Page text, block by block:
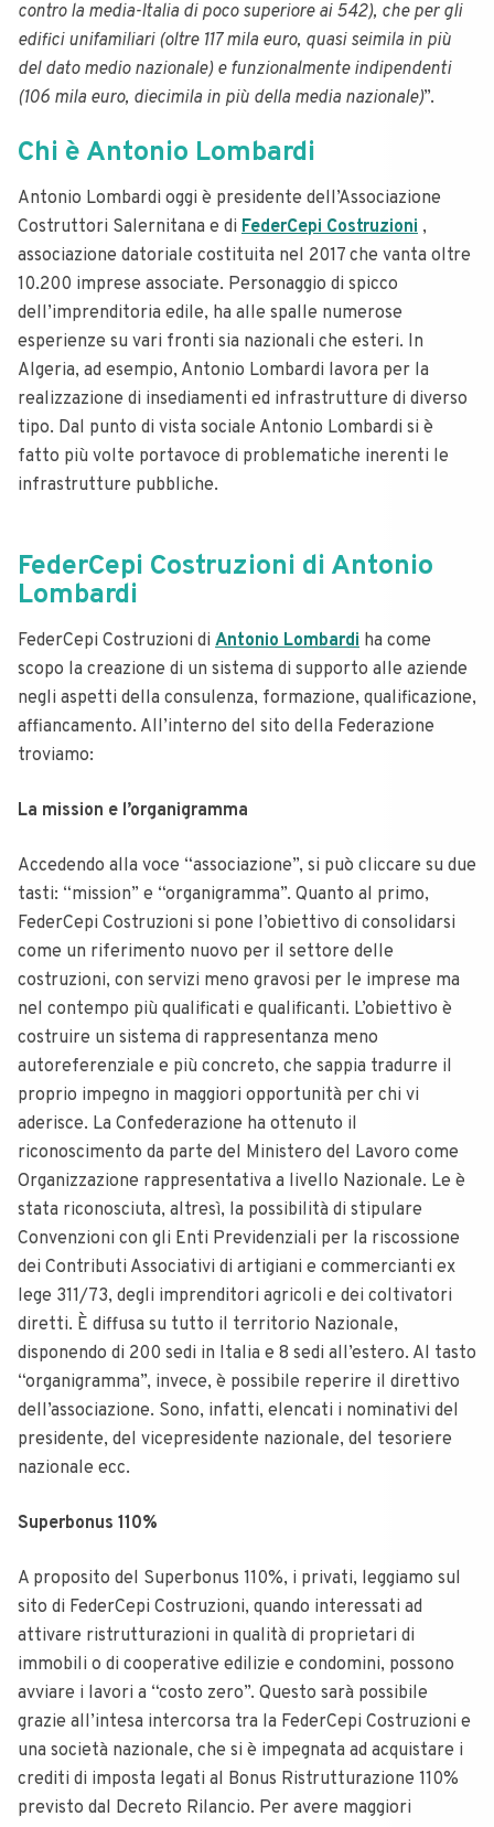
contro la media-Italia di poco superiore ai 542), che per gli
edifici unifamiliari (oltre 117 mila euro, quasi seimila in più
del dato medio nazionale) e funzionalmente indipendenti
(106 mila euro, diecimila in più della media nazionale)”.
Chi è Antonio Lombardi
Antonio Lombardi oggi è presidente dell’Associazione
Costruttori Salernitana e di FederCepi Costruzioni ,
associazione datoriale costituita nel 2017 che vanta oltre
10.200 imprese associate. Personaggio di spicco
dell’imprenditoria edile, ha alle spalle numerose
esperienze su vari fronti sia nazionali che esteri. In
Algeria, ad esempio, Antonio Lombardi lavora per la
realizzazione di insediamenti ed infrastrutture di diverso
tipo. Dal punto di vista sociale Antonio Lombardi si è
fatto più volte portavoce di problematiche inerenti le
infrastrutture pubbliche.
FederCepi Costruzioni di Antonio
Lombardi
FederCepi Costruzioni di Antonio Lombardi ha come
scopo la creazione di un sistema di supporto alle aziende
negli aspetti della consulenza, formazione, qualificazione,
affiancamento. All’interno del sito della Federazione
troviamo:
La mission e l’organigramma
Accedendo alla voce “associazione”, si può cliccare su due
tasti: “mission” e “organigramma”. Quanto al primo,
FederCepi Costruzioni si pone l’obiettivo di consolidarsi
come un riferimento nuovo per il settore delle
costruzioni, con servizi meno gravosi per le imprese ma
nel contempo più qualificati e qualificanti. L’obiettivo è
costruire un sistema di rappresentanza meno
autoreferenziale e più concreto, che sappia tradurre il
proprio impegno in maggiori opportunità per chi vi
aderisce. La Confederazione ha ottenuto il
riconoscimento da parte del Ministero del Lavoro come
Organizzazione rappresentativa a livello Nazionale. Le è
stata riconosciuta, altresì, la possibilità di stipulare
Convenzioni con gli Enti Previdenziali per la riscossione
dei Contributi Associativi di artigiani e commercianti ex
lege 311/73, degli imprenditori agricoli e dei coltivatori
diretti. È diffusa su tutto il territorio Nazionale,
disponendo di 200 sedi in Italia e 8 sedi all’estero. Al tasto
“organigramma”, invece, è possibile reperire il direttivo
dell’associazione. Sono, infatti, elencati i nominativi del
presidente, del vicepresidente nazionale, del tesoriere
nazionale ecc.
Superbonus 110%
A proposito del Superbonus 110%, i privati, leggiamo sul
sito di FederCepi Costruzioni, quando interessati ad
attivare ristrutturazioni in qualità di proprietari di
immobili o di cooperative edilizie e condomini, possono
avviare i lavori a “costo zero”. Questo sarà possibile
grazie all’intesa intercorsa tra la FederCepi Costruzioni e
una società nazionale, che si è impegnata ad acquistare i
crediti di imposta legati al Bonus Ristrutturazione 110%
previsto dal Decreto Rilancio. Per avere maggiori